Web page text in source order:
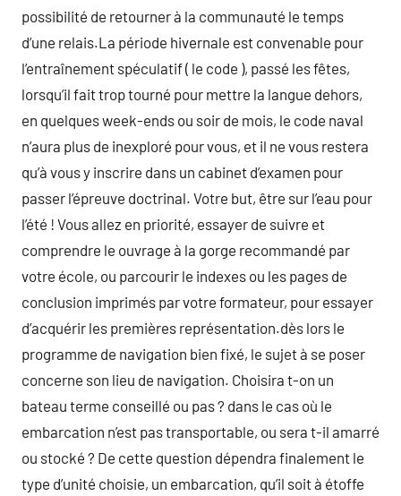
possibilité de retourner à la communauté le temps
d’une relais.La période hivernale est convenable pour
l’entraînement spéculatif ( le code ), passé les fêtes,
lorsqu’il fait trop tourné pour mettre la langue dehors,
en quelques week-ends ou soir de mois, le code naval
n’aura plus de inexploré pour vous, et il ne vous restera
qu’à vous y inscrire dans un cabinet d’examen pour
passer l’épreuve doctrinal. Votre but, être sur l’eau pour
l’été ! Vous allez en priorité, essayer de suivre et
comprendre le ouvrage à la gorge recommandé par
votre école, ou parcourir le indexes ou les pages de
conclusion imprimés par votre formateur, pour essayer
d’acquérir les premières représentation.dès lors le
programme de navigation bien fixé, le sujet à se poser
concerne son lieu de navigation. Choisira t-on un
bateau terme conseillé ou pas ? dans le cas où le
embarcation n’est pas transportable, ou sera t-il amarré
ou stocké ? De cette question dépendra finalement le
type d’unité choisie, un embarcation, qu’il soit à étoffe